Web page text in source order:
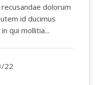
dolorum
id ducimus
qui mollitia...
22